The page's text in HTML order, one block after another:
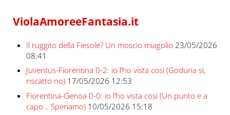
ViolaAmoreeFantasia.it
Il ruggito della Fiesole? Un moscio miagolio 23/05/2026
08:41
Juventus-Fiorentina 0-2: io l’ho vista così (Goduria sì,
riscatto no) 17/05/2026 12:53
Fiorentina-Genoa 0-0: io l’ho vista così (Un punto e a
capo… Speriamo) 10/05/2026 15:18